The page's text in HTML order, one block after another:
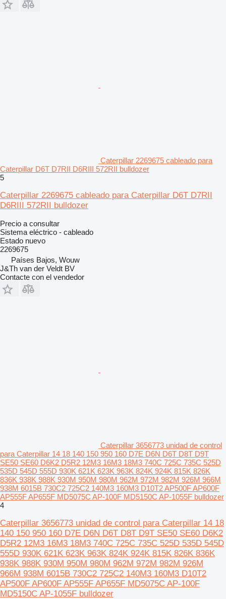
Caterpillar 2269675 cableado para
Caterpillar D6T D7RII D6RIII 572RII bulldozer
5
Caterpillar 2269675 cableado para Caterpillar D6T D7RII
D6RIII 572RII bulldozer
Precio a consultar
Sistema eléctrico - cableado
Estado nuevo
2269675
Países Bajos, Wouw
J&Th van der Veldt BV
Contacte con el vendedor
Caterpillar 3656773 unidad de control
para Caterpillar 14 18 140 150 950 160 D7E D6N D6T D8T D9T
SE50 SE60 D6K2 D5R2 12M3 16M3 18M3 740C 725C 735C 525D
535D 545D 555D 930K 621K 623K 963K 824K 924K 815K 826K
836K 938K 988K 930M 950M 980M 962M 972M 982M 926M 966M
938M 6015B 730C2 725C2 140M3 160M3 D10T2 AP500F AP600F
AP555F AP655F MD5075C AP-100F MD5150C AP-1055F bulldozer
4
Caterpillar 3656773 unidad de control para Caterpillar 14 18
140 150 950 160 D7E D6N D6T D8T D9T SE50 SE60 D6K2
D5R2 12M3 16M3 18M3 740C 725C 735C 525D 535D 545D
555D 930K 621K 623K 963K 824K 924K 815K 826K 836K
938K 988K 930M 950M 980M 962M 972M 982M 926M
966M 938M 6015B 730C2 725C2 140M3 160M3 D10T2
AP500F AP600F AP555F AP655F MD5075C AP-100F
MD5150C AP-1055F bulldozer